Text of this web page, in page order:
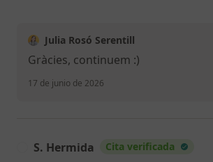
Julia Rosó Serentill
Gràcies, continuem :)
17 de junio de 2026
S. Hermida Cita verificada